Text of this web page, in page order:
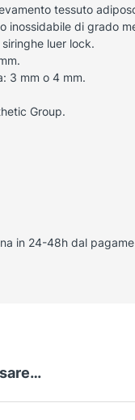
tessuto
inossidabile di grado
luer lock.
3 mm o 4 mm.
Group.
in 24-48h dal